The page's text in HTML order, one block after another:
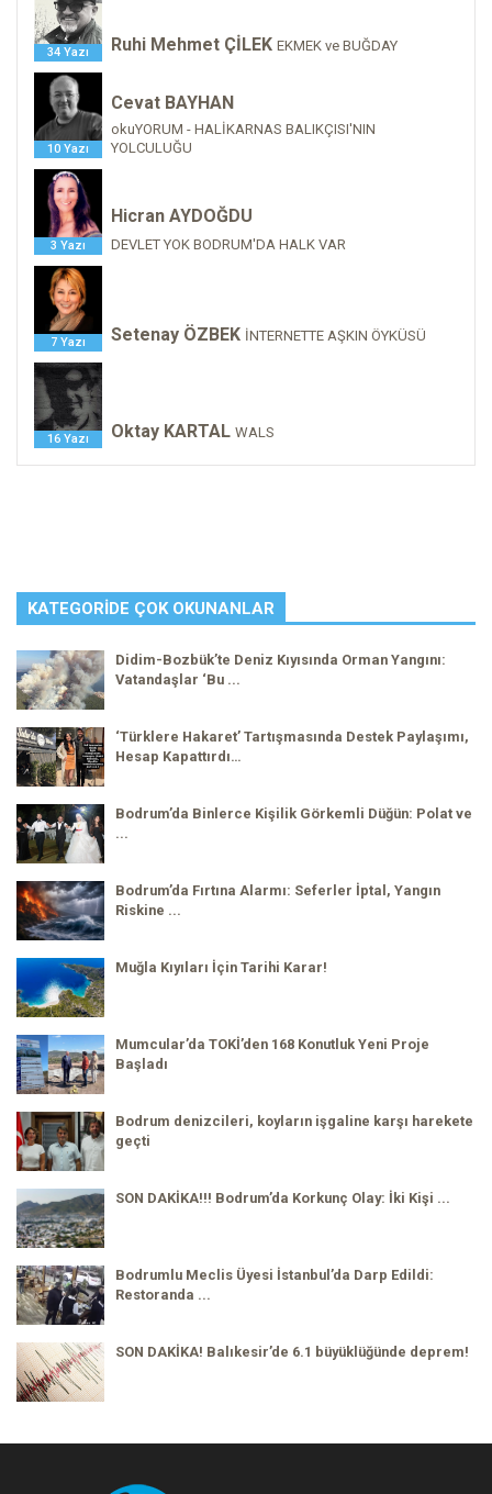
34 Yazı Ruhi Mehmet ÇİLEK EKMEK ve BUĞDAY
10 Yazı
Cevat BAYHAN
okuYORUM - HALİKARNAS BALIKÇISI'NIN
YOLCULUĞU
3 Yazı
Hicran AYDOĞDU
DEVLET YOK BODRUM'DA HALK VAR
7 Yazı Setenay ÖZBEK İNTERNETTE AŞKIN ÖYKÜSÜ
16 Yazı Oktay KARTAL WALS
KATEGORIDE ÇOK OKUNANLAR
Didim-Bozbük’te Deniz Kıyısında Orman Yangını:
Vatandaşlar ‘Bu ...
‘Türklere Hakaret’ Tartışmasında Destek Paylaşımı,
Hesap Kapattırdı…
Bodrum’da Binlerce Kişilik Görkemli Düğün: Polat ve
...
Bodrum’da Fırtına Alarmı: Seferler İptal, Yangın
Riskine ...
Muğla Kıyıları İçin Tarihi Karar!
Mumcular’da TOKİ’den 168 Konutluk Yeni Proje
Başladı
Bodrum denizcileri, koyların işgaline karşı harekete
geçti
SON DAKİKA!!! Bodrum’da Korkunç Olay: İki Kişi ...
Bodrumlu Meclis Üyesi İstanbul’da Darp Edildi:
Restoranda ...
SON DAKİKA! Balıkesir’de 6.1 büyüklüğünde deprem!